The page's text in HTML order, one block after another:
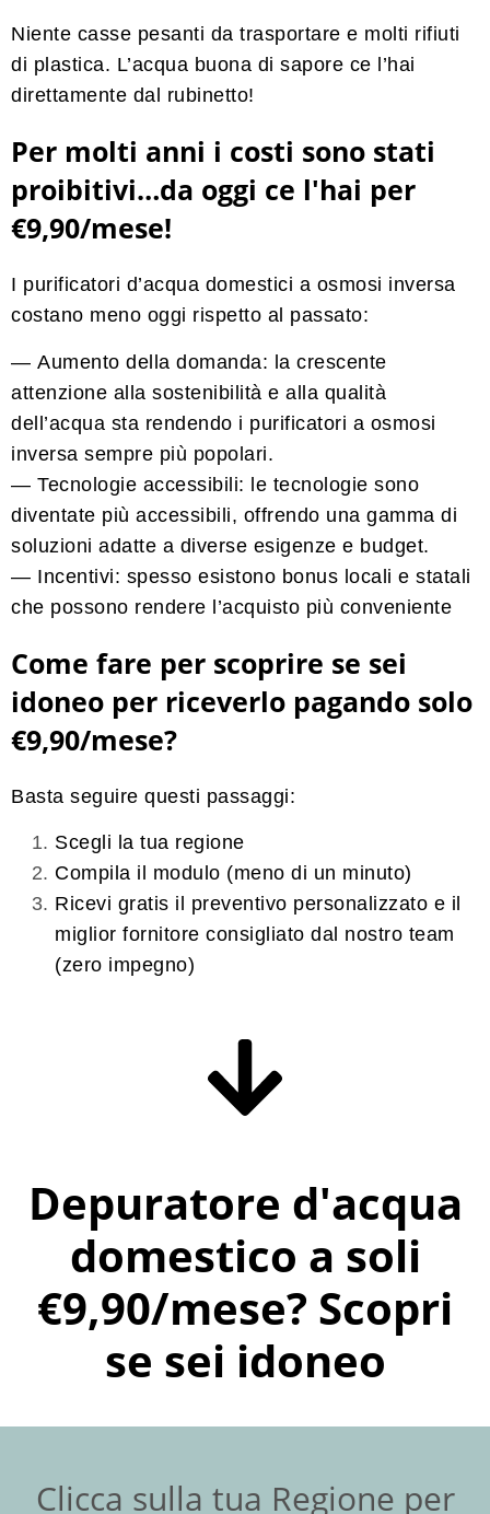
Niente casse pesanti da trasportare e molti rifiuti
di plastica. L’acqua buona di sapore ce l’hai
direttamente dal rubinetto!
Per molti anni i costi sono stati
proibitivi…da oggi ce l'hai per
€9,90/mese!
I purificatori d’acqua domestici a osmosi inversa
costano meno oggi rispetto al passato:
— Aumento della domanda: la crescente
attenzione alla sostenibilità e alla qualità
dell’acqua sta rendendo i purificatori a osmosi
inversa sempre più popolari.
— Tecnologie accessibili: le tecnologie sono
diventate più accessibili, offrendo una gamma di
soluzioni adatte a diverse esigenze e budget.
— Incentivi: spesso esistono bonus locali e statali
che possono rendere l’acquisto più conveniente
Come fare per scoprire se sei
idoneo per riceverlo pagando solo
€9,90/mese?
Basta seguire questi passaggi:
Scegli la tua regione
Compila il modulo (meno di un minuto)
Ricevi gratis il preventivo personalizzato e il
miglior fornitore consigliato dal nostro team
(zero impegno)
Depuratore d'acqua
domestico a soli
€9,90/mese? Scopri
se sei idoneo
Clicca sulla tua Regione per